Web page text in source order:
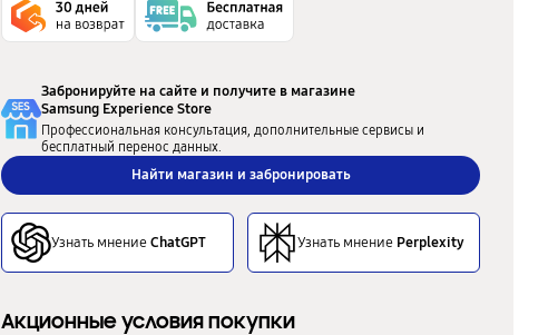
Забронируйте на сайте и получите в магазине
Samsung Experience Store
Профессиональная консультация, дополнительные сервисы и
бесплатный перенос данных.
Найти магазин и забронировать
Узнать мнениеChatGPT Узнать мнение Perplexity
Акционные условия покупки